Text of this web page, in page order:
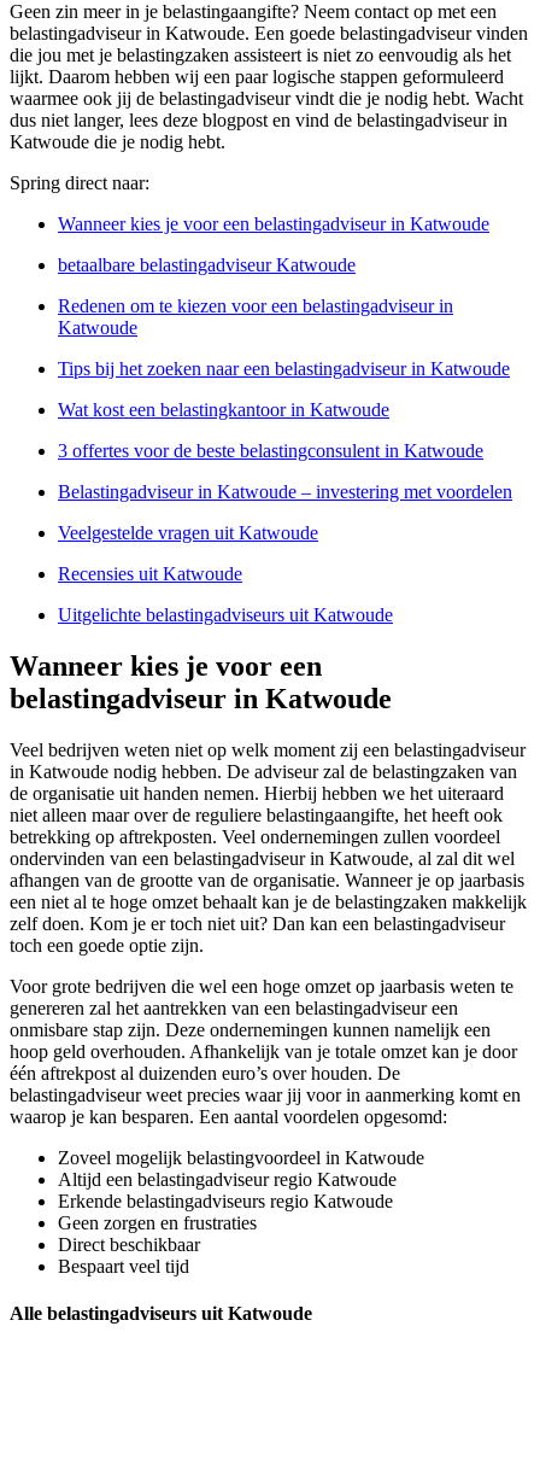
Geen zin meer in je belastingaangifte? Neem contact op met een
belastingadviseur in Katwoude. Een goede belastingadviseur vinden
die jou met je belastingzaken assisteert is niet zo eenvoudig als het
lijkt. Daarom hebben wij een paar logische stappen geformuleerd
waarmee ook jij de belastingadviseur vindt die je nodig hebt. Wacht
dus niet langer, lees deze blogpost en vind de belastingadviseur in
Katwoude die je nodig hebt.
Spring direct naar:
Wanneer kies je voor een belastingadviseur in Katwoude
betaalbare belastingadviseur Katwoude
Redenen om te kiezen voor een belastingadviseur in
Katwoude
Tips bij het zoeken naar een belastingadviseur in Katwoude
Wat kost een belastingkantoor in Katwoude
3 offertes voor de beste belastingconsulent in Katwoude
Belastingadviseur in Katwoude – investering met voordelen
Veelgestelde vragen uit Katwoude
Recensies uit Katwoude
Uitgelichte belastingadviseurs uit Katwoude
Wanneer kies je voor een
belastingadviseur in Katwoude
Veel bedrijven weten niet op welk moment zij een belastingadviseur
in Katwoude nodig hebben. De adviseur zal de belastingzaken van
de organisatie uit handen nemen. Hierbij hebben we het uiteraard
niet alleen maar over de reguliere belastingaangifte, het heeft ook
betrekking op aftrekposten. Veel ondernemingen zullen voordeel
ondervinden van een belastingadviseur in Katwoude, al zal dit wel
afhangen van de grootte van de organisatie. Wanneer je op jaarbasis
een niet al te hoge omzet behaalt kan je de belastingzaken makkelijk
zelf doen. Kom je er toch niet uit? Dan kan een belastingadviseur
toch een goede optie zijn.
Voor grote bedrijven die wel een hoge omzet op jaarbasis weten te
genereren zal het aantrekken van een belastingadviseur een
onmisbare stap zijn. Deze ondernemingen kunnen namelijk een
hoop geld overhouden. Afhankelijk van je totale omzet kan je door
één aftrekpost al duizenden euro’s over houden. De
belastingadviseur weet precies waar jij voor in aanmerking komt en
waarop je kan besparen. Een aantal voordelen opgesomd:
Zoveel mogelijk belastingvoordeel in Katwoude
Altijd een belastingadviseur regio Katwoude
Erkende belastingadviseurs regio Katwoude
Geen zorgen en frustraties
Direct beschikbaar
Bespaart veel tijd
Alle belastingadviseurs uit Katwoude